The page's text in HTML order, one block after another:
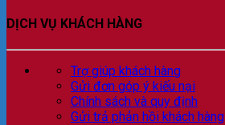
DỊCH VỤ KHÁCH HÀNG
Trợ giúp khách hàng
Gửi đơn góp ý kiếu nại
Chính sách và quy định
Gửi trả phản hồi khách hàng